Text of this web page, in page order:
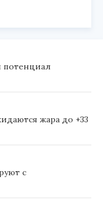
потенциал
жара до +33
с